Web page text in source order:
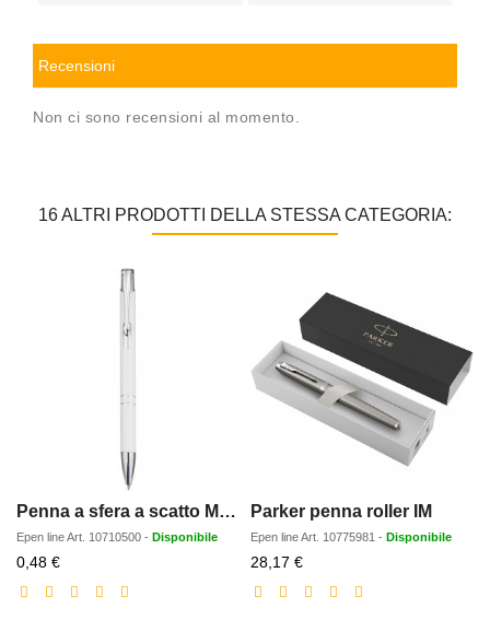
Recensioni
Non ci sono recensioni al momento.
16 ALTRI PRODOTTI DELLA STESSA CATEGORIA:
Penna a sfera a scatto Moneta in alluminio
Epen lineArt. 10710500 - Disponibile
0,48 €Prezzo
scontato
Parker penna roller IM
Epen lineArt. 10775981 - Disponibile
28,17 €Prezzo
scontato